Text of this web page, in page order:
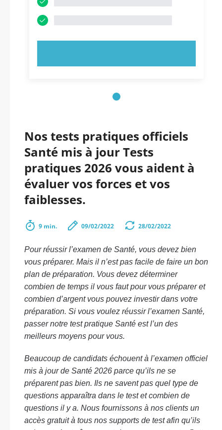
Nos tests pratiques officiels
Santé mis à jour Tests
pratiques 2026 vous aident à
évaluer vos forces et vos
faiblesses.
9 min. 09/02/2022 28/02/2022
Pour réussir l’examen de Santé, vous devez bien
vous préparer. Mais il n’est pas facile de faire un bon
plan de préparation. Vous devez déterminer
combien de temps il vous faut pour vous préparer et
combien d’argent vous pouvez investir dans votre
préparation. Si vous voulez réussir l’examen Santé,
passer notre test pratique Santé est l’un des
meilleurs moyens pour vous.
Beaucoup de candidats échouent à l’examen officiel
mis à jour de Santé 2026 parce qu’ils ne se
préparent pas bien. Ils ne savent pas quel type de
questions apparaîtra dans le test et combien de
questions il y a. Nous fournissons à nos clients un
accès gratuit à tous nos supports de test afin qu’ils